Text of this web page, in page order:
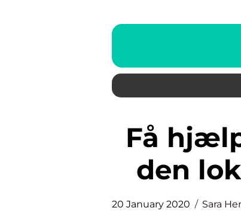
Få hjælp til din nye bolig hos
den
20 January 2020 Sara